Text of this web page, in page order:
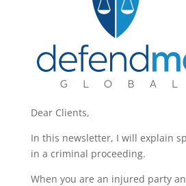
Dear Clients,
In this newsletter, I will explain
in a criminal proceeding.
When you are an injured party